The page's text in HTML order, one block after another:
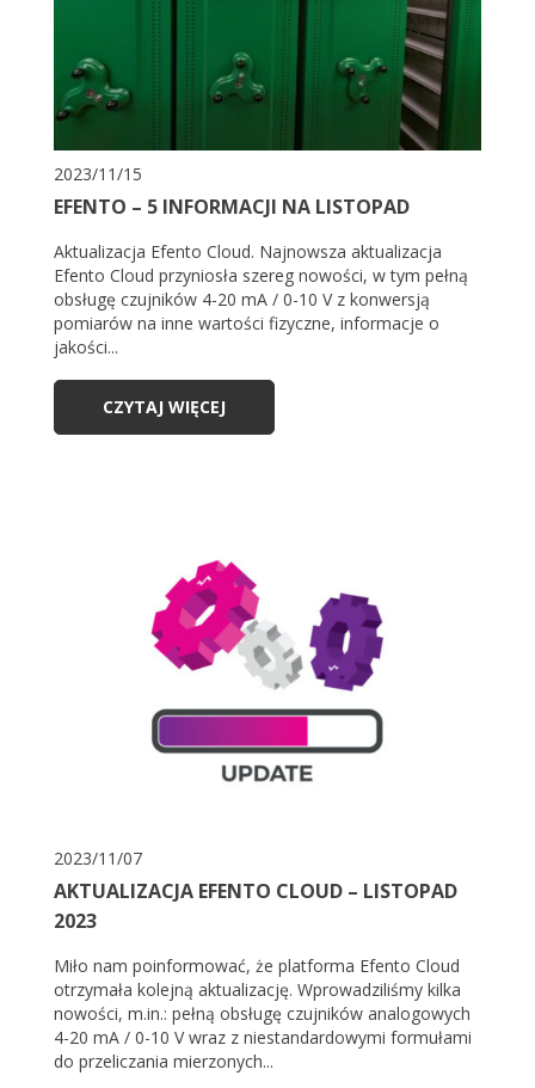
2023/11/15
EFENTO – 5 INFORMACJI NA LISTOPAD
Aktualizacja Efento Cloud. Najnowsza aktualizacja
Efento Cloud przyniosła szereg nowości, w tym pełną
obsługę czujników 4-20 mA / 0-10 V z konwersją
pomiarów na inne wartości fizyczne, informacje o
jakości...
CZYTAJ WIĘCEJ
2023/11/07
AKTUALIZACJA EFENTO CLOUD – LISTOPAD
2023
Miło nam poinformować, że platforma Efento Cloud
otrzymała kolejną aktualizację. Wprowadziliśmy kilka
nowości, m.in.: pełną obsługę czujników analogowych
4-20 mA / 0-10 V wraz z niestandardowymi formułami
do przeliczania mierzonych...